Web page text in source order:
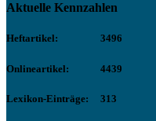
Aktuelle Kennzahlen
Heftartikel: 3496
Onlineartikel: 4439
Lexikon-Einträge: 313